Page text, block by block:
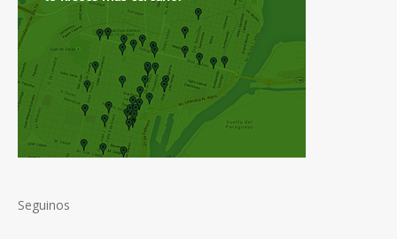
Seguinos